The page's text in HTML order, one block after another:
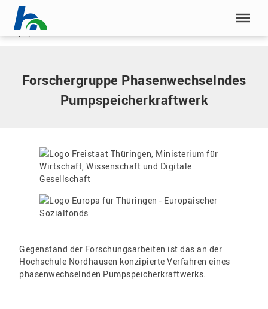
Menü überspringen
Home|Forschergruppe Phasenwechselndes
Pumpspeicherkraftwerk
Forschergruppe Phasenwechselndes
Pumpspeicherkraftwerk
Gegenstand der Forschungsarbeiten ist das an der
Hochschule Nordhausen konzipierte Verfahren eines
phasenwechselnden Pumpspeicherkraftwerks.